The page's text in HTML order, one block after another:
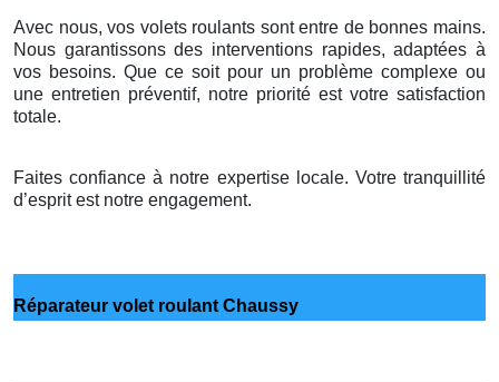
Avec nous, vos volets roulants sont entre de bonnes mains.
Nous garantissons des interventions rapides, adaptées à
vos besoins. Que ce soit pour un problème complexe ou
une entretien préventif, notre priorité est votre satisfaction
totale.
Faites confiance à notre expertise locale. Votre tranquillité
d’esprit est notre engagement.
Réparateur volet roulant Chaussy